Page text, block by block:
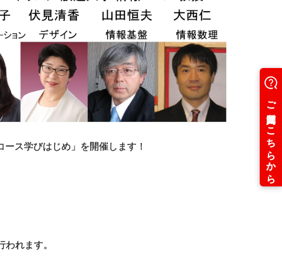
ス学びはじめ」を開催します！
れます。